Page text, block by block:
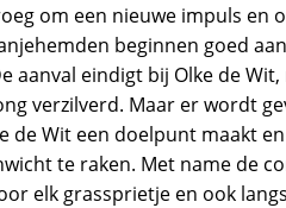
om een nieuwe impuls en
beginnen goed
aanval eindigt bij Olke de
verzilverd. Maar er wordt
de Wit een doelpunt maakt
te raken. Met name de
elk grassprietje en ook